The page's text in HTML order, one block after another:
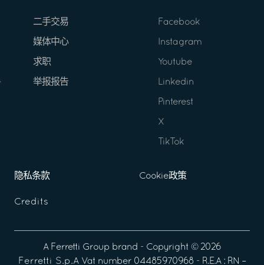
二手交易
媒体中心
求职
举报报告
Facebook
Instagram
Youtube
Linkedin
Pinterest
X
TikTok
隐私条款 Cookie政策
Credits
A Ferretti Group brand - Copyright © 2026
Ferretti S.p.A Vat number 04485970968 - R.E.A : RN –